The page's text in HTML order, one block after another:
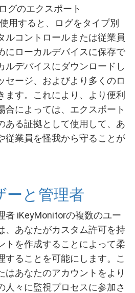
グのエクスポート
用すると、ログをタイプ別
ルコントロールまたは従業員
にローカルデバイスに保存で
ルデバイスにダウンロードし
セージ、およびより多くのロ
ます。これにより、より便利
合によっては、エクスポート
ある証拠として使用して、あ
従業員を怪我から守ることが
ーと管理者
者 iKeyMonitorの複数のユー
、あなたがカスタム許可を持
トを作成することによって柔
することを可能にします。こ
はあなたのアカウントをより
人々に監視プロセスに参加さ